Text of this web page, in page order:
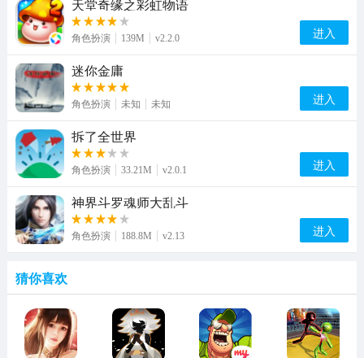
天堂奇缘之彩虹物语
角色扮演 139M v2.2.0 进入
迷你金庸
角色扮演 未知 未知 进入
拆了全世界
角色扮演 33.21M v2.0.1 进入
神界斗罗魂师大乱斗
角色扮演 188.8M v2.13 进入
猜你喜欢